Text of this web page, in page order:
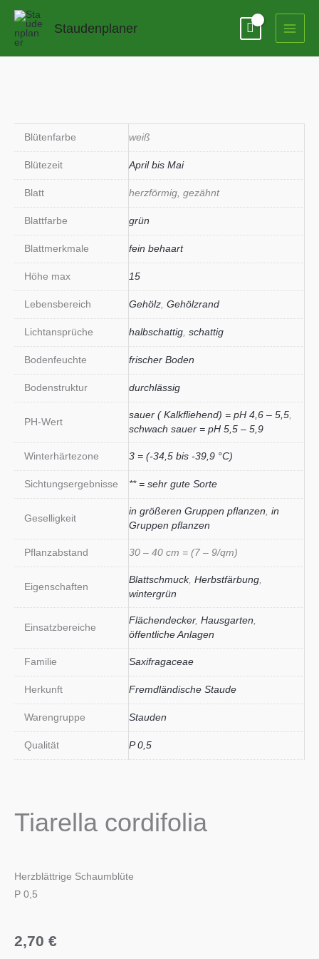
Zum
springen
Staudenplaner
Blütenfarbe weiß
Blütezeit April bis Mai
Blatt herzförmig, gezähnt
Blattfarbe grün
Blattmerkmale fein behaart
Höhe max 15
Lebensbereich Gehölz Gehölzrand
Lichtansprüche halbschattig schattig
Bodenfeuchte frischer Boden
Bodenstruktur durchlässig
PH-Wert
sauer ( Kalkfliehend) = pH 4,6 – 5,5
schwach sauer = pH 5,5 – 5,9
Winterhärtezone 3 = (-34,5 bis -39,9 °C)
Sichtungsergebnisse ** = sehr gute Sorte
Geselligkeit
in größeren Gruppen pflanzen in
Gruppen pflanzen
Pflanzabstand 30 – 40 cm = (7 – 9/qm)
Eigenschaften
Blattschmuck, Herbstfärbung
wintergrün
Einsatzbereiche
Flächendecker, Hausgarten
öffentliche Anlagen
Familie Saxifragaceae
Herkunft Fremdländische Staude
Warengruppe Stauden
Qualität P 0,5
Tiarella cordifolia
Herzblättrige Schaumblüte
P 0,5
2,70 €